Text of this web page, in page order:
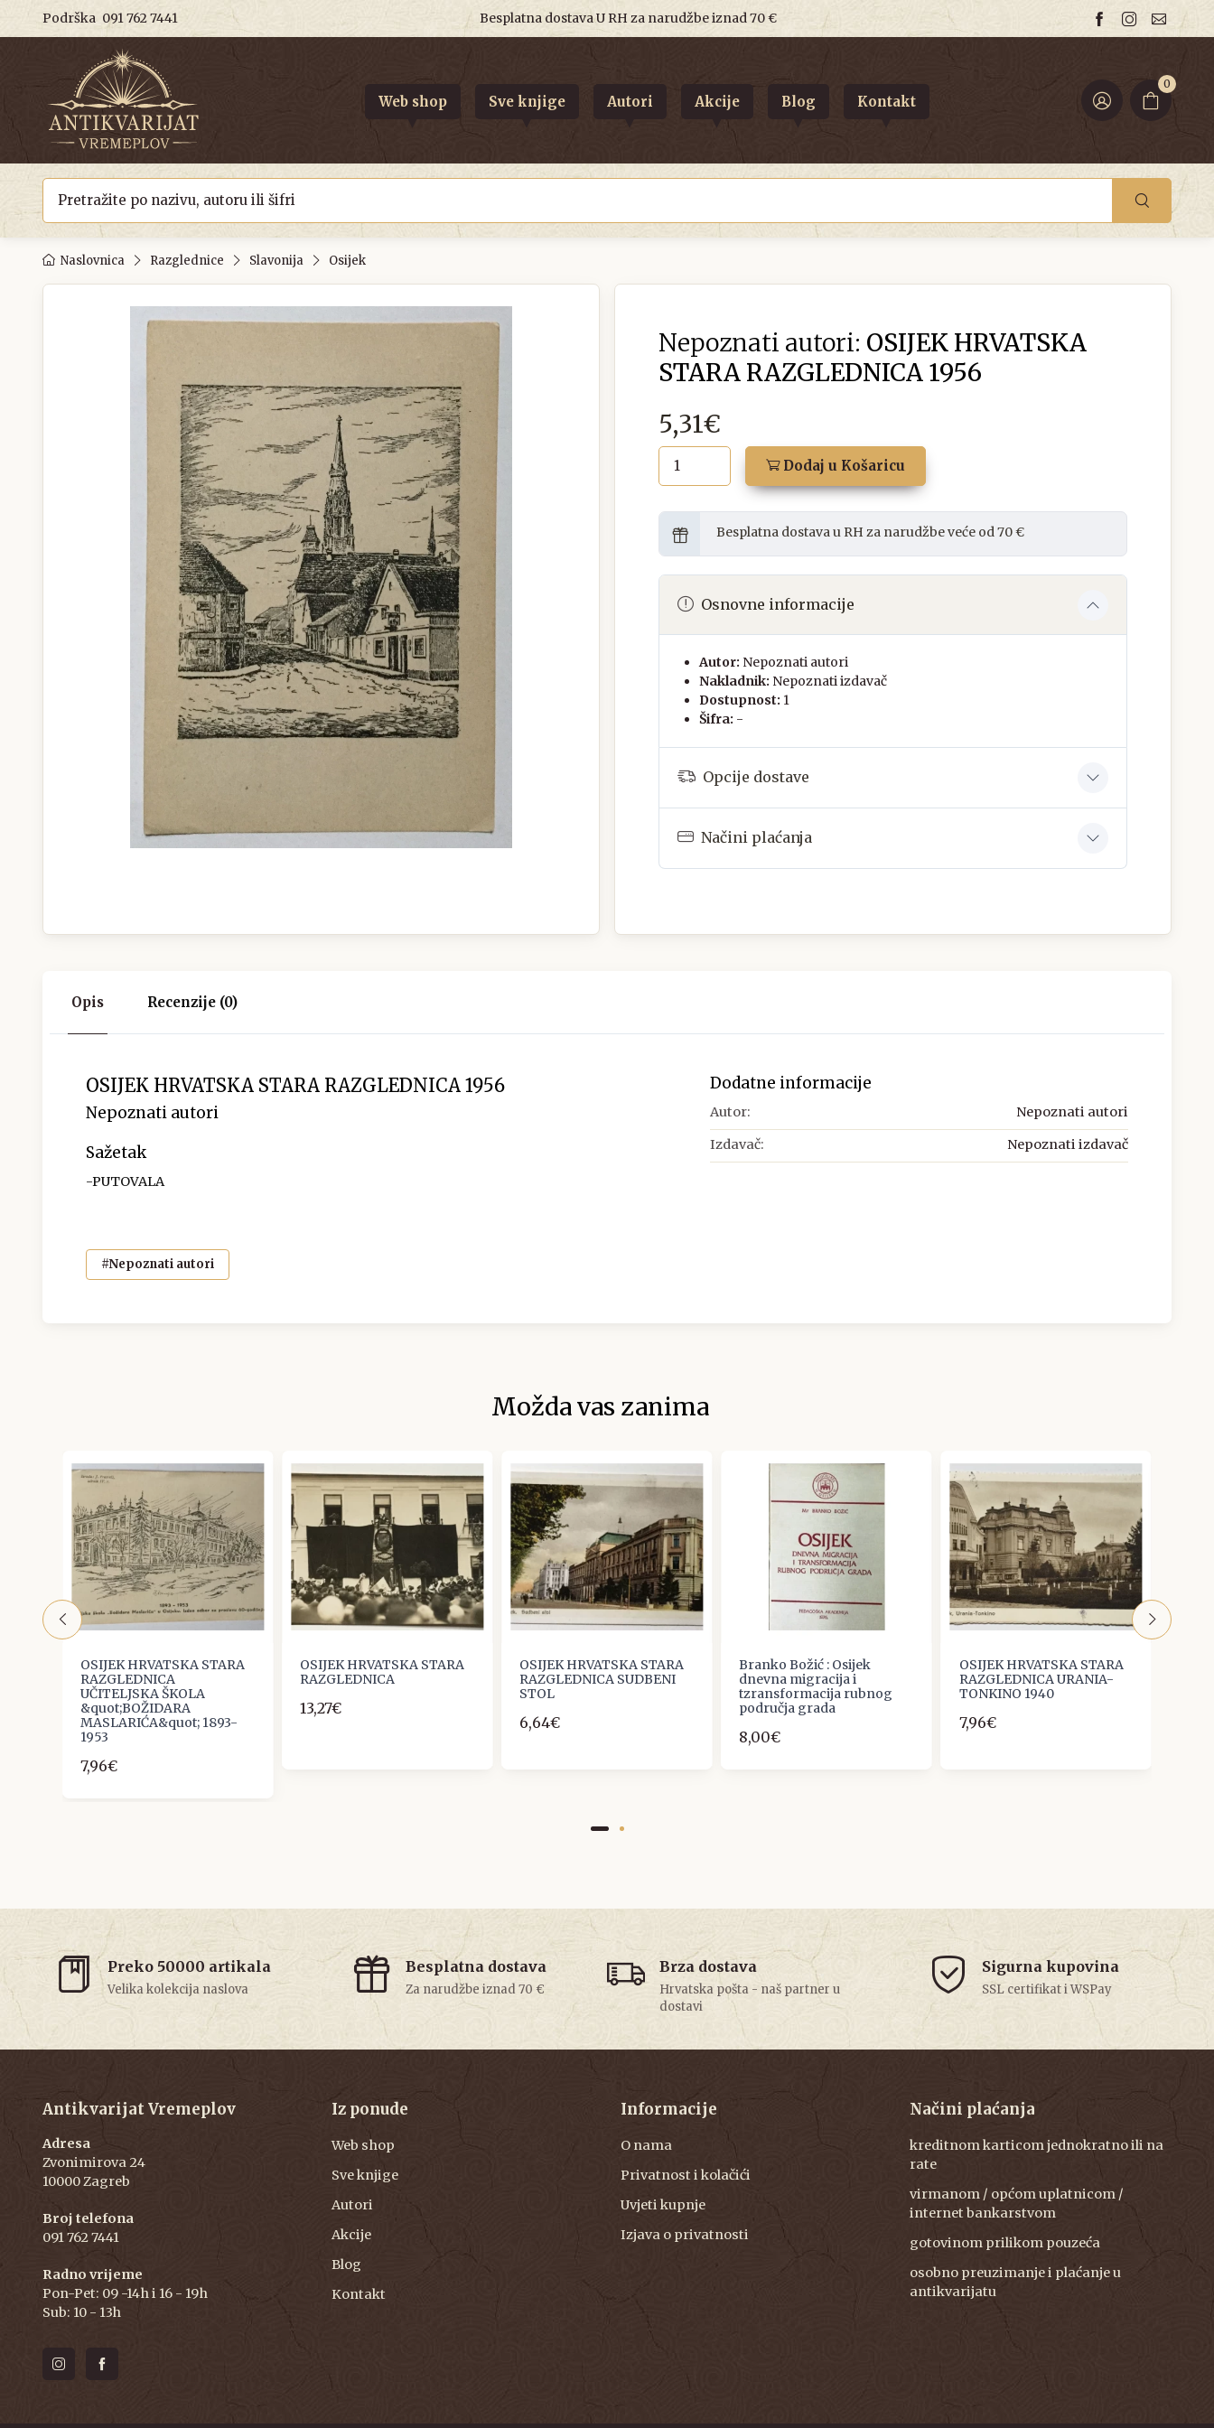
Podrška 091 762 7441 Besplatna dostava U RH za narudžbe iznad 70 €
0
Web shop Sve knjige Autori Akcije Blog Kontakt
Naslovnica Razglednice Slavonija Osijek
Nepoznati autori: OSIJEK HRVATSKA
STARA RAZGLEDNICA 1956
5,31€
Dodaj u Košaricu
Besplatna dostava u RH za narudžbe veće od 70 €
Osnovne informacije
Autor: Nepoznati autori
Nakladnik: Nepoznati izdavač
Dostupnost: 1
Šifra: -
Opcije dostave
Načini plaćanja
Opis Recenzije (0)
OSIJEK HRVATSKA STARA RAZGLEDNICA 1956
Nepoznati autori
Sažetak
-PUTOVALA
#Nepoznati autori
Dodatne informacije
Autor: Nepoznati autori
Izdavač: Nepoznati izdavač
Možda vas zanima
OSIJEK HRVATSKA STARA
RAZGLEDNICA
UČITELJSKA ŠKOLA
&quot;BOŽIDARA
MASLARIĆA&quot; 1893-
1953
7,96€
OSIJEK HRVATSKA STARA
RAZGLEDNICA
13,27€
OSIJEK HRVATSKA STARA
RAZGLEDNICA SUDBENI
STOL
6,64€
Branko Božić : Osijek
dnevna migracija i
tzransformacija rubnog
područja grada
8,00€
OSIJEK HRVATSKA STARA
RAZGLEDNICA URANIA-
TONKINO 1940
7,96€
Preko 50000 artikala
Velika kolekcija naslova
Besplatna dostava
Za narudžbe iznad 70 €
Brza dostava
Hrvatska pošta - naš partner u
dostavi
Sigurna kupovina
SSL certifikat i WSPay
Antikvarijat Vremeplov
Adresa
Zvonimirova 24
10000 Zagreb
Broj telefona
091 762 7441
Radno vrijeme
Pon-Pet: 09 -14h i 16 - 19h
Sub: 10 - 13h
Iz ponude
Web shop
Sve knjige
Autori
Akcije
Blog
Kontakt
Informacije
O nama
Privatnost i kolačići
Uvjeti kupnje
Izjava o privatnosti
Načini plaćanja
kreditnom karticom jednokratno ili na
rate
virmanom / općom uplatnicom /
internet bankarstvom
gotovinom prilikom pouzeća
osobno preuzimanje i plaćanje u
antikvarijatu